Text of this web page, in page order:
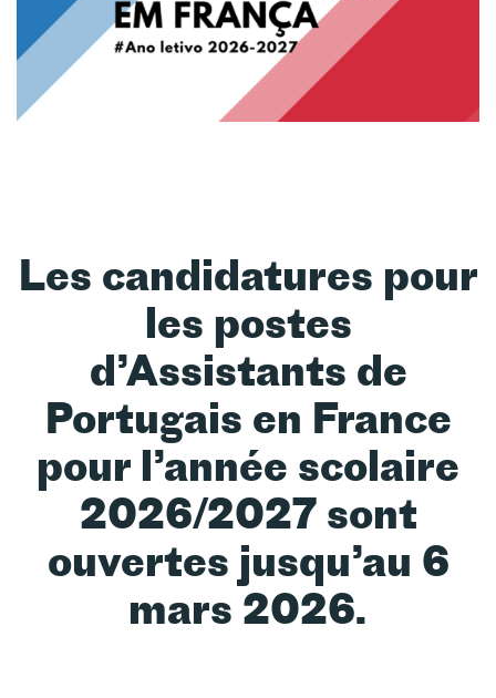
Les candidatures pour
les postes
d’Assistants de
Portugais en France
pour l’année scolaire
2026/2027 sont
ouvertes jusqu’au 6
mars 2026.